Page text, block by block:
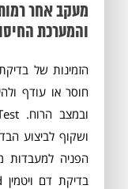
מעקב אחר
והמערכת
חוסר או עודף
ושקוף לביצוע
הפניה למעבדות